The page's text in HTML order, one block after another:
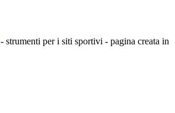
- strumenti per i siti sportivi - pagina creata in